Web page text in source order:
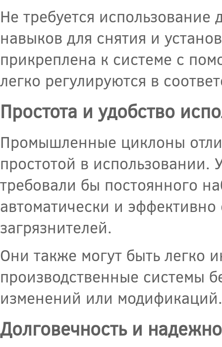
Не требуется
навыков для снятия и
прикреплена к системе с
легко регулируются в
Простота и удобство
Промышленные циклоны
простотой в
требовали бы постоянного
автоматически и
загрязнителей.
Они также могут быть легко
производственные системы
изменений или модификаций.
Долговечность и